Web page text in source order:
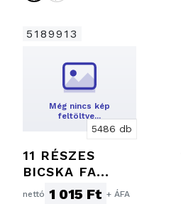
5189913
Még nincs kép
feltöltve…
5486 db
11 RÉSZES
BICSKA FA
BORÍTÁSSAL
nettó 1 015 Ft + ÁFA